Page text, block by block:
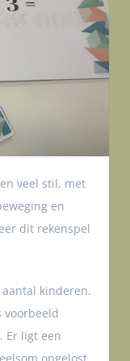
veel stil, met
en
dit rekenspel
kinderen.
voorbeeld
Er ligt een